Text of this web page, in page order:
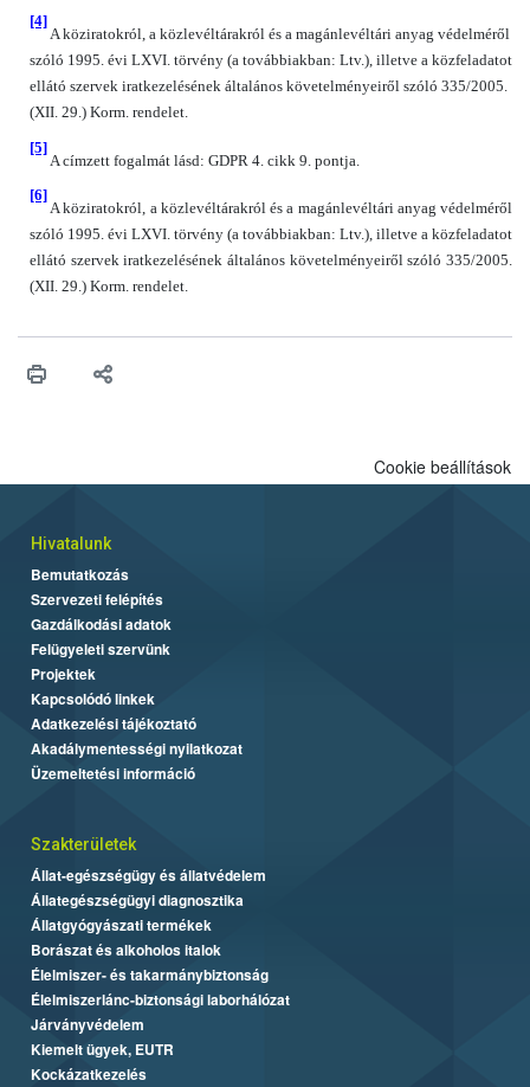
[4]
A köziratokról, a közlevéltárakról és a magánlevéltári anyag védelméről
szóló 1995. évi LXVI. törvény (a továbbiakban: Ltv.), illetve a közfeladatot
ellátó szervek iratkezelésének általános követelményeiről szóló 335/2005.
(XII. 29.) Korm. rendelet.
[5]
A címzett fogalmát lásd: GDPR 4. cikk 9. pontja.
[6]
A köziratokról, a közlevéltárakról és a magánlevéltári anyag védelméről
szóló 1995. évi LXVI. törvény (a továbbiakban: Ltv.), illetve a közfeladatot
ellátó szervek iratkezelésének általános követelményeiről szóló 335/2005.
(XII. 29.) Korm. rendelet.
Cookie beállítások
Hivatalunk
Bemutatkozás
Szervezeti felépítés
Gazdálkodási adatok
Felügyeleti szervünk
Projektek
Kapcsolódó linkek
Adatkezelési tájékoztató
Akadálymentességi nyilatkozat
Üzemeltetési információ
Szakterületek
Állat-egészségügy és állatvédelem
Állategészségügyi diagnosztika
Állatgyógyászati termékek
Borászat és alkoholos italok
Élelmiszer- és takarmánybiztonság
Élelmiszerlánc-biztonsági laborhálózat
Járványvédelem
Kiemelt ügyek, EUTR
Kockázatkezelés